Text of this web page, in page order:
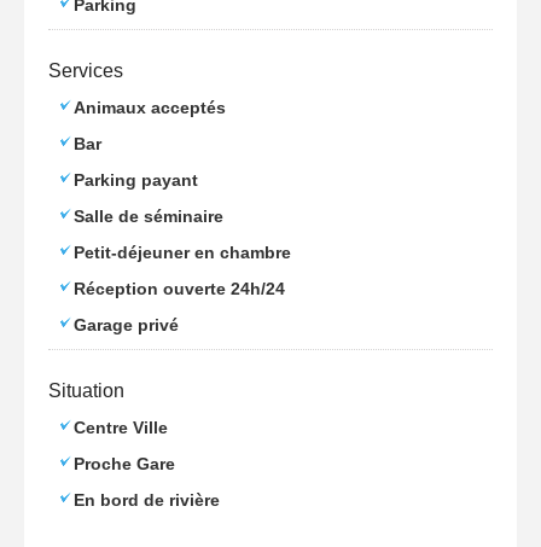
Parking
Services
Animaux acceptés
Bar
Parking payant
Salle de séminaire
Petit-déjeuner en chambre
Réception ouverte 24h/24
Garage privé
Situation
Centre Ville
Proche Gare
En bord de rivière